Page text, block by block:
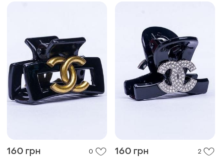
160 грн 0 160 грн 2